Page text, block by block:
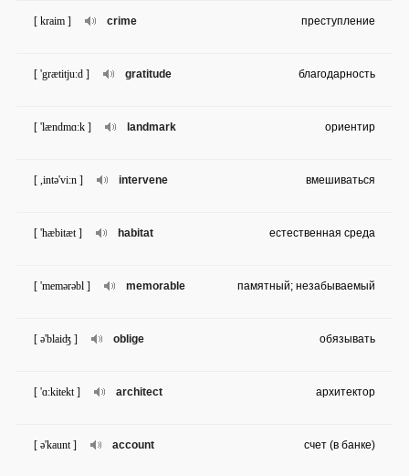
crime
[ kraim ] преступление
gratitude
[ 'grætitju:d ] благодарность
landmark
[ 'lændmɑ:k ] ориентир
intervene
[ ,intə'vi:n ] вмешиваться
habitat
[ 'hæbitæt ] естественная среда
memorable
[ 'memərəbl ] памятный; незабываемый
oblige
[ ə'blaiʤ ] обязывать
architect
[ 'ɑ:kitekt ] архитектор
account
[ ə'kaunt ] счет (в банке)